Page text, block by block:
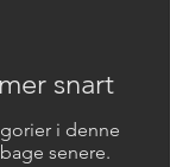
snart
i denne
senere.